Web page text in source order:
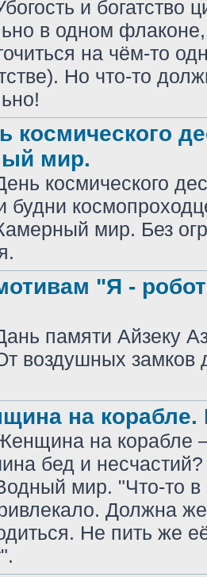
и богатство
в одном
на чём-то
Но что-то
космического
мир.
космического
будни
мир. Без
"Я -
памяти Айзеку
воздушных замков
на
на корабле
бед и несчастий?
мир. "Что-то в
Должнa
Не пить же